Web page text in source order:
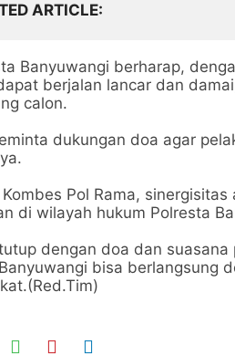
ARTICLE
Banyuwangi berharap,
berjalan lancar dan
calon.
dukungan doa agar
Pol Rama,
di wilayah hukum Polresta
dengan doa dan
bisa berlangsung